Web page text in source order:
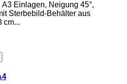
Einlagen, Neigung 45°,
Sterbebild-Behälter aus
cm...